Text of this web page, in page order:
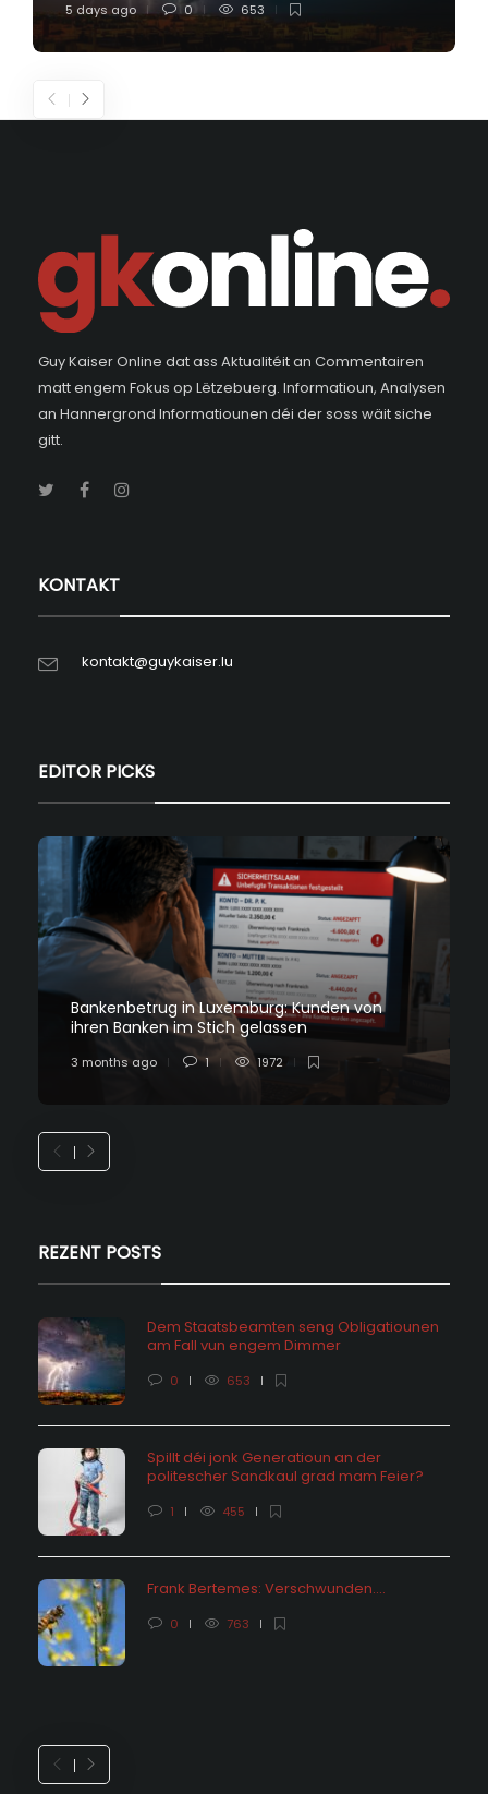
5 days ago 0 653
Guy Kaiser Online dat ass Aktualitéit an Commentairen
matt engem Fokus op Lëtzebuerg. Informatioun, Analysen
an Hannergrond Informatiounen déi der soss wäit siche
gitt.
KONTAKT
kontakt@guykaiser.lu
EDITOR PICKS
Bankenbetrug in Luxemburg: Kunden von
ihren Banken im Stich gelassen
3 months ago 1 1972
REZENT POSTS
Dem Staatsbeamten seng Obligatiounen
am Fall vun engem Dimmer
0 653
Spillt déi jonk Generatioun an der
politescher Sandkaul grad mam Feier?
1 455
Frank Bertemes: Verschwunden….
0 763